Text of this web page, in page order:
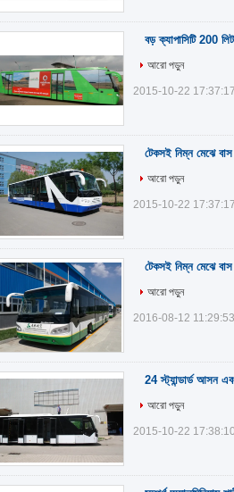
বড় ক্যাপাসিটি 200
আরো পড়ুন
2015-10-22 17:37:17
টেকসই নিম্ন মেঝে
আরো পড়ুন
2015-10-22 17:37:17
টেকসই নিম্ন মেঝে বাস
আরো পড়ুন
2016-08-12 11:29:53
24 স্ট্যান্ডার্ড আসন
আরো পড়ুন
2015-10-22 17:38:10